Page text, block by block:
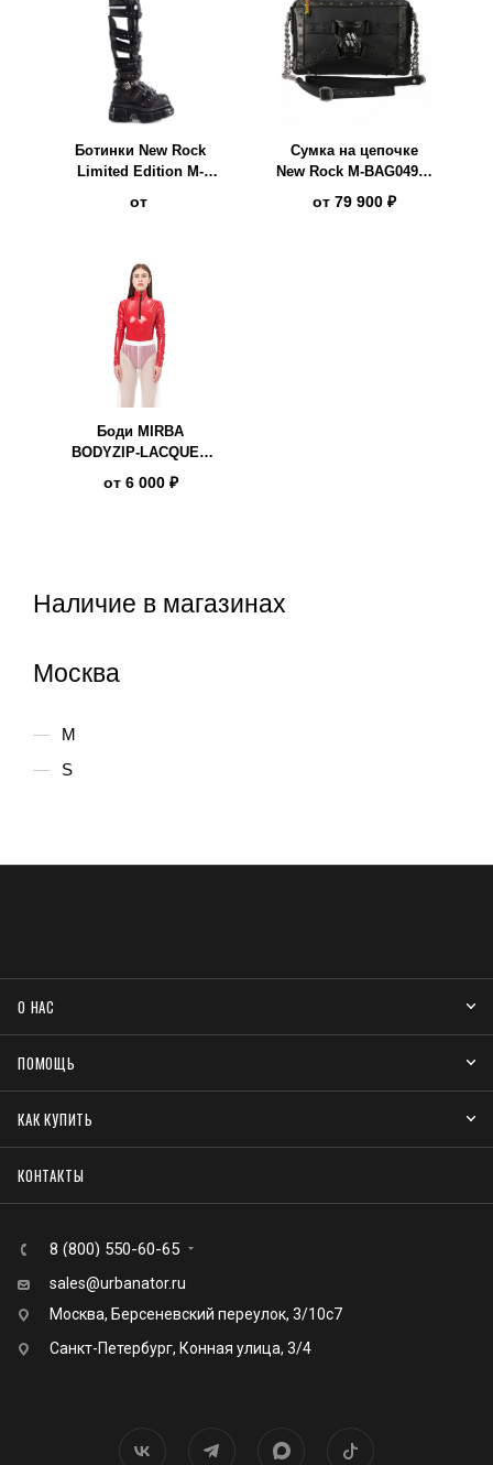
Ботинки New Rock
Limited Edition M-
от
Сумка на цепочке
New Rock M-BAG049A-
от 79 900 ₽
Боди MIRBA
BODYZIP-LACQUER
красный
от 6 000 ₽
Наличие в магазинах
Москва
M
S
О НАС
ПОМОЩЬ
КАК КУПИТЬ
КОНТАКТЫ
8 (800) 550-60-65
sales@urbanator.ru
Москва, Берсеневский переулок, 3/10с7
Санкт-Петербург, Конная улица, 3/4